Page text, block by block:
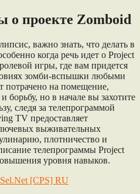
о проекте Zomboid
важно знать, что делать в
когда речь идет о Project
игры, где вам придется
зомби-вспышки любыми
потрачено на помещение,
борьбу, но в начале вы захотите
следя за телепрограммой
TV предоставляет
выживательных
плотничество и
телепрограммы Project
уровня навыков.